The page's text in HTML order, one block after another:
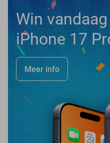
Win
iPhone 17
Meer info